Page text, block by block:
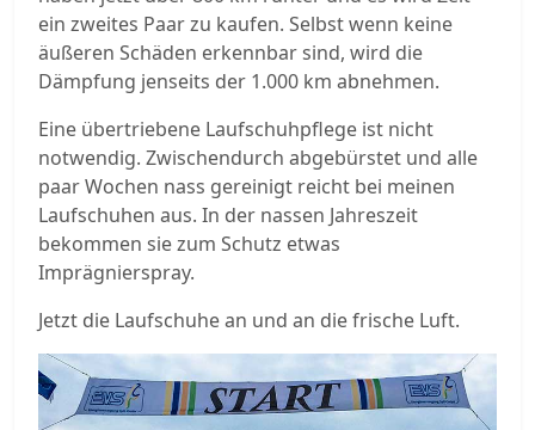
ein zweites Paar zu kaufen. Selbst wenn keine
äußeren Schäden erkennbar sind, wird die
Dämpfung jenseits der 1.000 km abnehmen.
Eine übertriebene Laufschuhpflege ist nicht
notwendig. Zwischendurch abgebürstet und alle
paar Wochen nass gereinigt reicht bei meinen
Laufschuhen aus. In der nassen Jahreszeit
bekommen sie zum Schutz etwas
Imprägnierspray.
Jetzt die Laufschuhe an und an die frische Luft.